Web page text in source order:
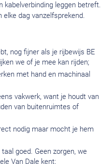
kabelverbinding leggen betreft.
elke dag vanzelfsprekend.
nog fijner als je rijbewijs BE
we of je mee kan rijden;
met hand en machinaal
vakwerk, want je houdt van
van buitenruimtes of
nodig maar mocht je hem
goed. Geen zorgen, we
Van Dale kent;